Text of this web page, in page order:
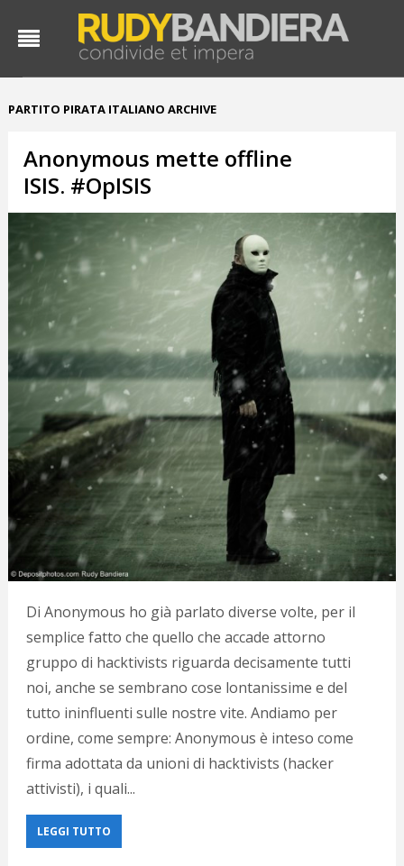
PARTITO PIRATA ITALIANO ARCHIVE
Anonymous mette offline
ISIS. #OpISIS
Di Anonymous ho già parlato diverse volte, per il
semplice fatto che quello che accade attorno
gruppo di hacktivists riguarda decisamente tutti
noi, anche se sembrano cose lontanissime e del
tutto ininfluenti sulle nostre vite. Andiamo per
ordine, come sempre: Anonymous è inteso come
firma adottata da unioni di hacktivists (hacker
attivisti), i quali...
LEGGI TUTTO